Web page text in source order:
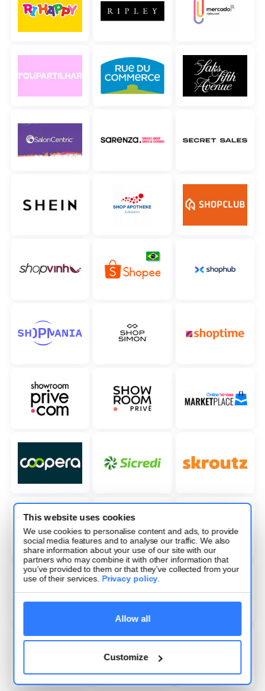
This website uses cookies
We use cookies to personalise content and ads, to provide
social media features and to analyse our traffic. We also
share information about your use of our site with our
partners who may combine it with other information that
you’ve provided to them or that they’ve collected from your
use of their services. Privacy policy.
Allow all
Customize